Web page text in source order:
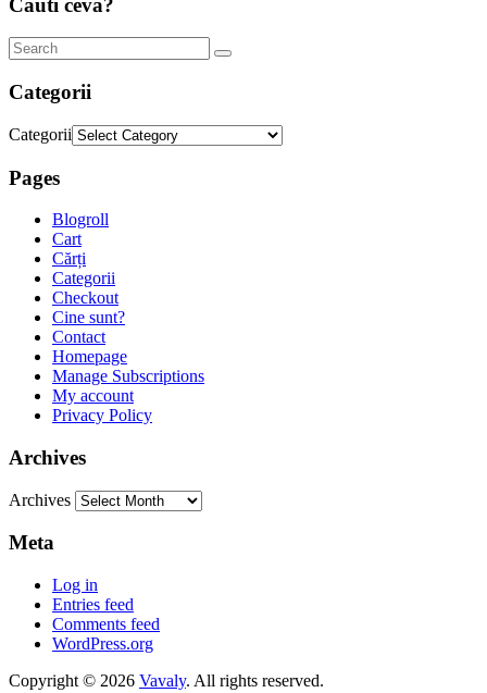
Categorii
Categorii
Pages
Blogroll
Cart
Cărți
Categorii
Checkout
Cine sunt?
Contact
Homepage
Manage Subscriptions
My account
Privacy Policy
Archives
Archives
Meta
Log in
Entries feed
Comments feed
WordPress.org
Copyright © 2026 Vavaly. All rights reserved.